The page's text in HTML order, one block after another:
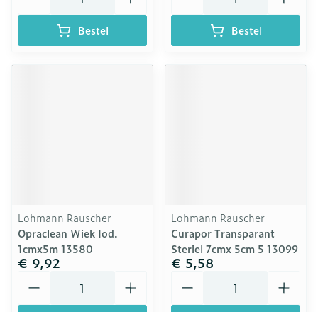
Bestel Bestel
Lohmann Rauscher
Opraclean Wiek Iod.
1cmx5m 13580
€ 9,92
Lohmann Rauscher
Curapor Transparant
Steriel 7cmx 5cm 5 13099
€ 5,58